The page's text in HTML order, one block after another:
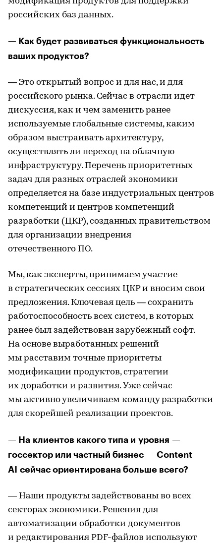
российских баз данных.
— Как будет развиваться функциональность
ваших продуктов?
— Это открытый вопрос и для нас, и для
российского рынка. Сейчас в отрасли идет
дискуссия, как и чем заменить ранее
используемые глобальные системы, каким
образом выстраивать архитектуру,
осуществлять ли переход на облачную
инфраструктуру. Перечень приоритетных
задач для разных отраслей экономики
определяется на базе индустриальных центров
компетенций и центров компетенций
разработки (ЦКР), созданных правительством
для организации внедрения
отечественного ПО.
Мы, как эксперты, принимаем участие
в стратегических сессиях ЦКР и вносим свои
предложения. Ключевая цель — сохранить
работоспособность всех систем, в которых
ранее был задействован зарубежный софт.
На основе выработанных решений
мы расставим точные приоритеты
модификации продуктов, стратегии
их доработки и развития. Уже сейчас
мы активно увеличиваем команду разработки
для скорейшей реализации проектов.
— На клиентов какого типа и уровня —
госсектор или частный бизнес — Content
AI сейчас ориентирована больше всего?
— Наши продукты задействованы во всех
секторах экономики. Решения для
автоматизации обработки документов
и редактирования PDF-файлов используют